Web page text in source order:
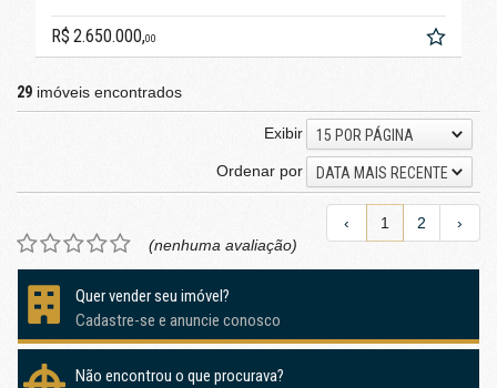
R$ 2.650.000,00
29 imóveis encontrados
Exibir
15 POR PÁGINA
Ordenar por
DATA MAIS RECENTE
‹ 1 2
›
(nenhuma avaliação)
Quer vender seu imóvel?
Cadastre-se e anuncie conosco
Não encontrou o que procurava?